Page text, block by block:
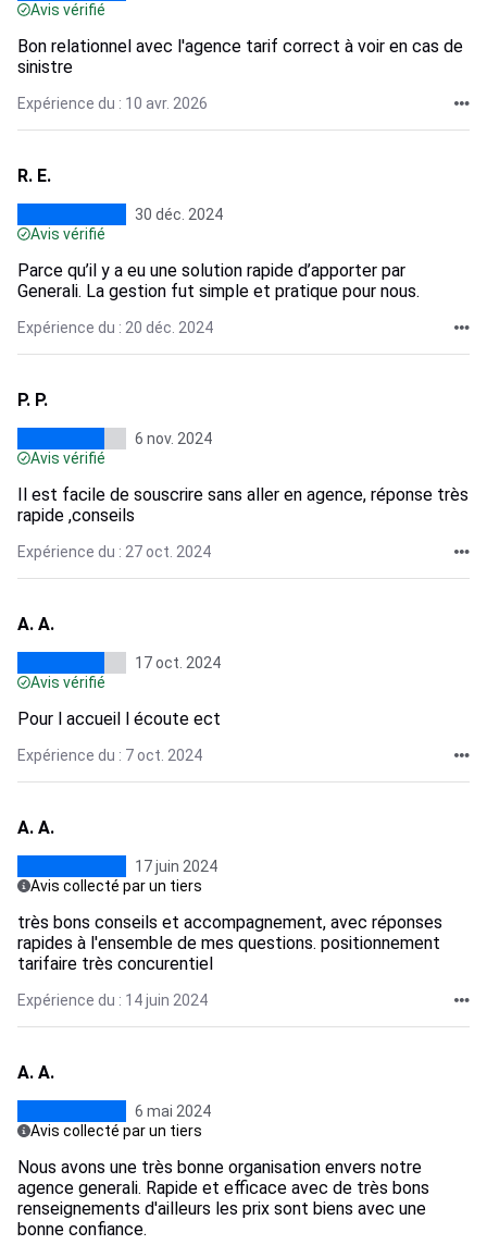
Avis vérifié
Bon relationnel avec l'agence tarif correct à voir en cas de
sinistre
Expérience du : 10 avr. 2026
R. E.
30 déc. 2024
Avis vérifié
Parce qu’il y a eu une solution rapide d’apporter par
Generali. La gestion fut simple et pratique pour nous.
Expérience du : 20 déc. 2024
P. P.
6 nov. 2024
Avis vérifié
Il est facile de souscrire sans aller en agence, réponse très
rapide ,conseils
Expérience du : 27 oct. 2024
A. A.
17 oct. 2024
Avis vérifié
Pour l accueil l écoute ect
Expérience du : 7 oct. 2024
A. A.
17 juin 2024
Avis collecté par un tiers
très bons conseils et accompagnement, avec réponses
rapides à l'ensemble de mes questions. positionnement
tarifaire très concurentiel
Expérience du : 14 juin 2024
A. A.
6 mai 2024
Avis collecté par un tiers
Nous avons une très bonne organisation envers notre
agence generali. Rapide et efficace avec de très bons
renseignements d'ailleurs les prix sont biens avec une
bonne confiance.